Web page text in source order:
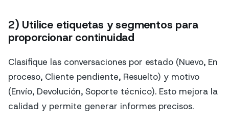
2) Utilice etiquetas y segmentos para
proporcionar continuidad
Clasifique las conversaciones por estado (Nuevo, En
proceso, Cliente pendiente, Resuelto) y motivo
(Envío, Devolución, Soporte técnico). Esto mejora la
calidad y permite generar informes precisos.